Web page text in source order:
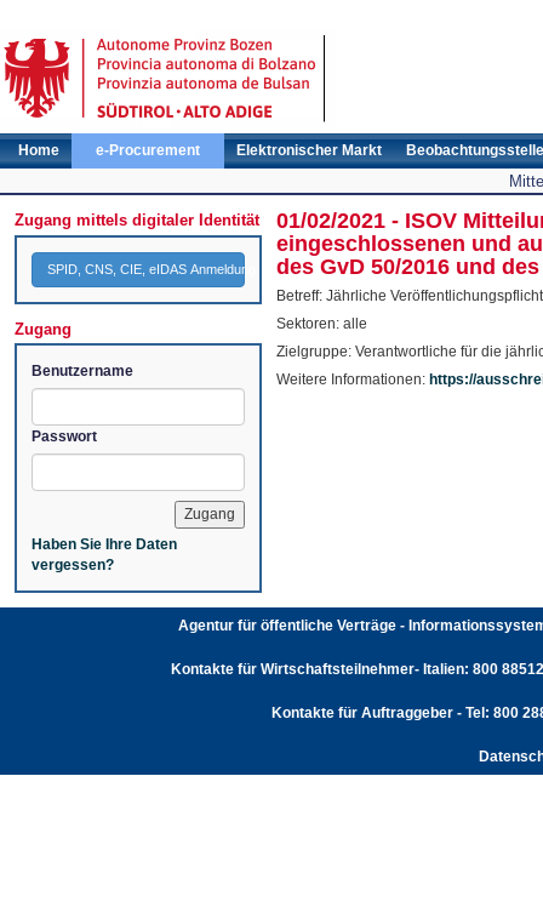
Home e-Procurement Elektronischer Markt Beobachtungsstelle
Zugang mittels digitaler Identität
SPID, CNS, CIE, eIDAS Anmeldung
Zugang
Benutzername
Passwort
Haben Sie Ihre Daten
vergessen?
01/02/2021 - ISOV
eingeschlossenen und
des GvD 50/2016 und
Betreff: Jährliche
Sektoren: alle
Zielgruppe: Verantwortliche für die
Weitere Informationen: https://
Agentur für öffentliche Verträge -
Kontakte für Wirtschaftsteilnehmer- Italien: 800
Kontakte für Auftraggeber - Tel: 800